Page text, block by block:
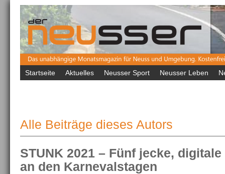
Startseite Aktuelles Neusser Sport Neusser Leben
Alle Beiträge dieses Autors
STUNK 2021 – Fünf jecke,
an den Karnevalstagen